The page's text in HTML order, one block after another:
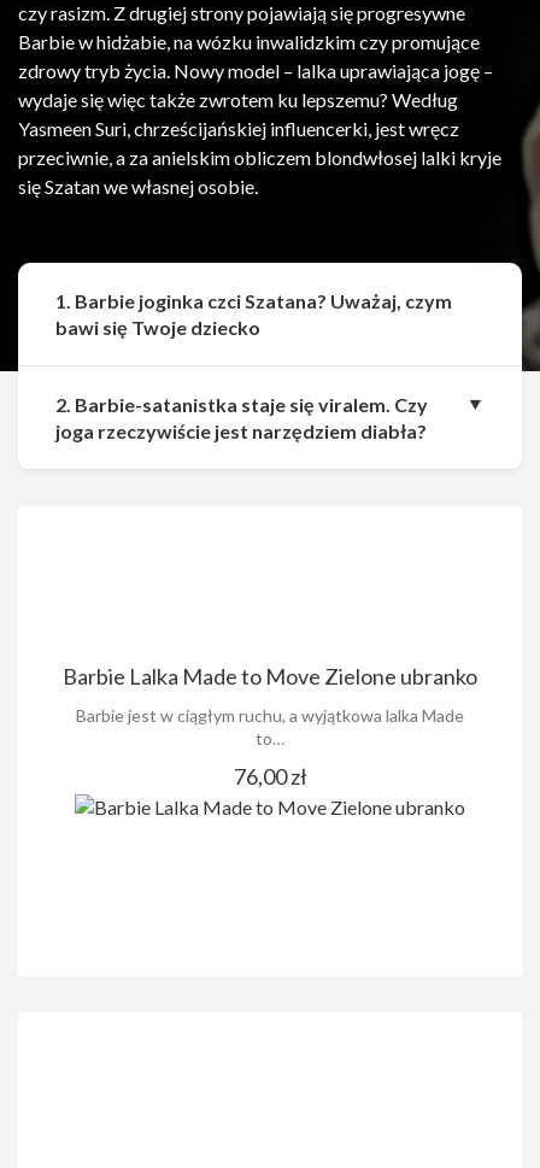
czy rasizm. Z drugiej strony pojawiają się progresywne
Barbie w hidżabie, na wózku inwalidzkim czy promujące
zdrowy tryb życia. Nowy model – lalka uprawiająca jogę –
wydaje się więc także zwrotem ku lepszemu? Według
Yasmeen Suri, chrześcijańskiej influencerki, jest wręcz
przeciwnie, a za anielskim obliczem blondwłosej lalki kryje
się Szatan we własnej osobie.
1. Barbie joginka czci Szatana? Uważaj, czym
bawi się Twoje dziecko
2. Barbie-satanistka staje się viralem. Czy
joga rzeczywiście jest narzędziem diabła?
Barbie Lalka Made to Move Zielone ubranko
Barbie jest w ciągłym ruchu, a wyjątkowa lalka Made
to…
76,00 zł